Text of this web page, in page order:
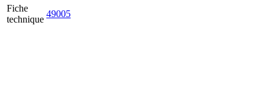
Fiche
technique
49005